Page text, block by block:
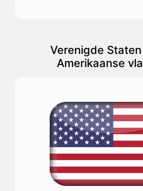
Verenigde
Amerikaanse